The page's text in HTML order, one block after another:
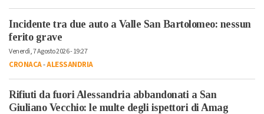
Incidente tra due auto a Valle San Bartolomeo: nessun
ferito grave
Venerdì, 7 Agosto 2026 - 19:27
CRONACA-ALESSANDRIA
Rifiuti da fuori Alessandria abbandonati a San
Giuliano Vecchio: le multe degli ispettori di Amag